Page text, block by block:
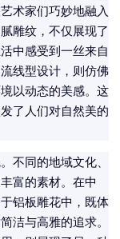
术家们巧妙地融入
雕纹，不仅展现了
中感受到一丝来自
线型设计，则仿佛
以动态的美感。这
了人们对自然美的
不同的地域文化、
富的素材。在中
铝板雕花中，既体
洁与高雅的追求。